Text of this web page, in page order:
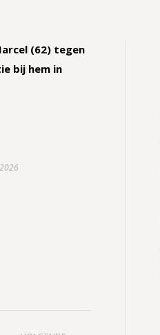
(62) tegen
bij hem in